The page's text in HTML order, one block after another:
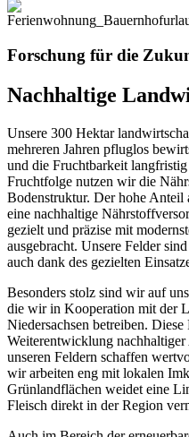
Forschung für die
Nachhaltige
Unsere 300 Hektar
mehreren Jahren pfluglos
und die Fruchtbarkeit
Fruchtfolge nutzen wir die
Bodenstruktur. Der hohe
eine nachhaltige
gezielt und präzise mit
ausgebracht. Unsere Felder
auch dank des gezielten
Besonders stolz sind wir auf
die wir in Kooperation mit der
Niedersachsen betreiben.
Weiterentwicklung
unseren Feldern schaffen
wir arbeiten eng mit lokalen
Grünlandflächen weidet eine
Fleisch direkt in der Region